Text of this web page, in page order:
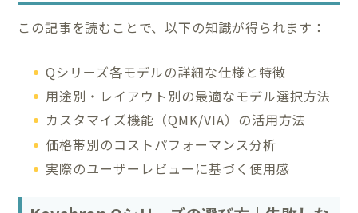
この記事を読むことで、以下の知識が得られます：
Qシリーズ各モデルの詳細な仕様と特徴
用途別・レイアウト別の最適なモデル選択方法
カスタマイズ機能（QMK/VIA）の活用方法
価格帯別のコストパフォーマンス分析
実際のユーザーレビューに基づく使用感